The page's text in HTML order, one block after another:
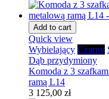
Add to cart
Quick view
Wybielający Czarny
Dąb przydymiony
Komoda z 3
ramą L14
3 125,00 zł